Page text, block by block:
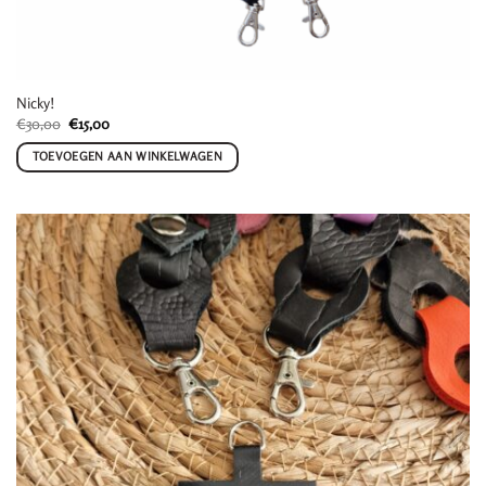
Nicky!
€30,00 Oorspronkelijke
prijs
was:
€30,00.
€15,00Huidige
is:
€15,00.
TOEVOEGEN AAN WINKELWAGEN